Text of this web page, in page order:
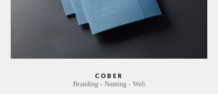
COBER
Branding Naming Web